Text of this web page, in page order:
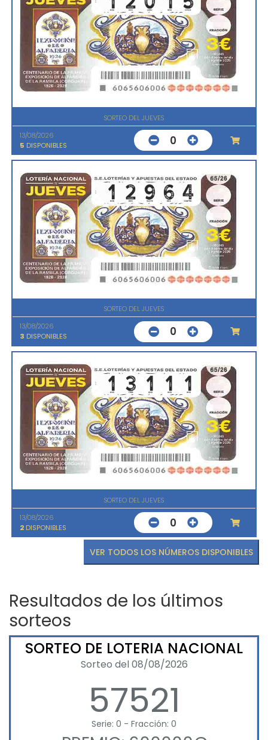
SORTEO DEL JUEVES
13/08/2026
5 DISPONIBLES 0
SORTEO DEL JUEVES
13/08/2026
3 DISPONIBLES 0
SORTEO DEL JUEVES
13/08/2026
2 DISPONIBLES 0
VER TODOS LOS NÚMEROS DISPONIBLES
Resultados de los últimos
sorteos
SORTEO DE LOTERIA NACIONAL
Sorteo del 08/08/2026
57521
Serie: 0 - Fracción: 0